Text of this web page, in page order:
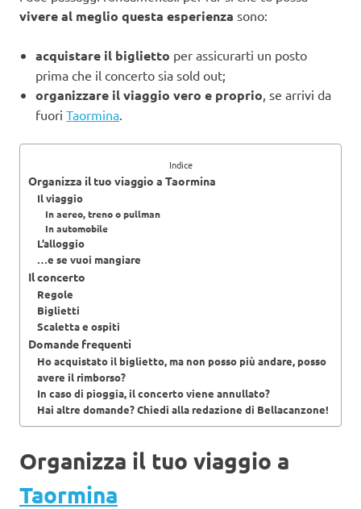
vivere al meglio questa esperienza sono:
acquistare il biglietto per assicurarti un posto
prima che il concerto sia sold out;
organizzare il viaggio vero e proprio , se arrivi da
fuori Taormina
Indice
Organizza il tuo viaggio a Taormina
Il viaggio
In aereo, treno o pullman
In automobile
L’alloggio
…e se vuoi mangiare
Il concerto
Regole
Biglietti
Scaletta e ospiti
Domande frequenti
Ho acquistato il biglietto, ma non posso più andare, posso
avere il rimborso?
In caso di pioggia, il concerto viene annullato?
Hai altre domande? Chiedi alla redazione di Bellacanzone!
Organizza il tuo viaggio a
Taormina